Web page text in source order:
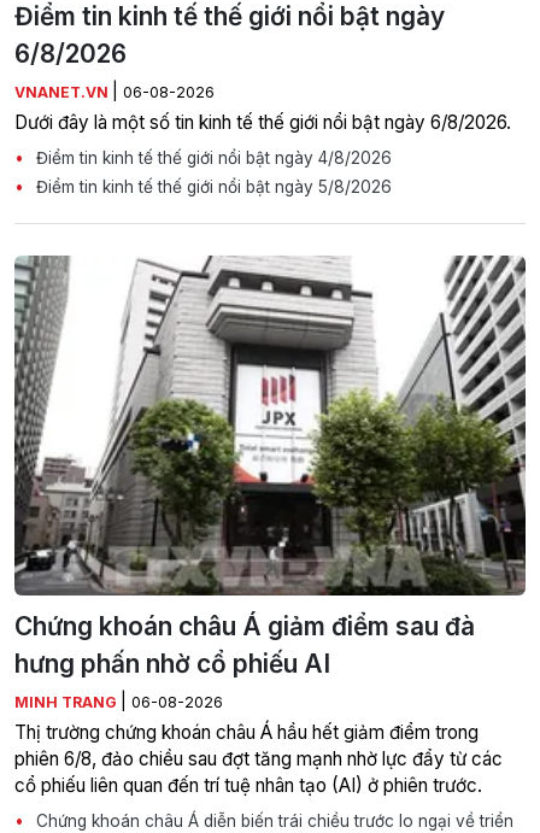
Điểm tin kinh tế thế giới nổi bật ngày
6/8/2026
VNANET.VN 06-08-2026
Dưới đây là một số tin kinh tế thế giới nổi bật ngày 6/8/2026.
Điểm tin kinh tế thế giới nổi bật ngày 4/8/2026
Điểm tin kinh tế thế giới nổi bật ngày 5/8/2026
Chứng khoán châu Á giảm điểm sau đà
hưng phấn nhờ cổ phiếu AI
MINH TRANG 06-08-2026
Thị trường chứng khoán châu Á hầu hết giảm điểm trong
phiên 6/8, đảo chiều sau đợt tăng mạnh nhờ lực đẩy từ các
cổ phiếu liên quan đến trí tuệ nhân tạo (AI) ở phiên trước.
Chứng khoán châu Á diễn biến trái chiều trước lo ngại về triển